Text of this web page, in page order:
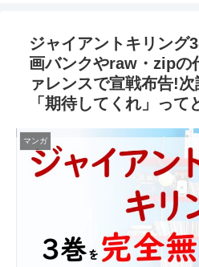
ジャイアントキリング
画バンクやraw・zipの
ァレンスで宣戦布告!
「期待してくれ」って
マンガ